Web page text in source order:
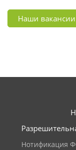
Наши вакансии
Нотификация